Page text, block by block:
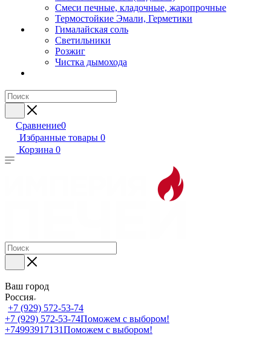
Смеси печные, кладочные, жаропрочные
Термостойкие Эмали, Герметики
Гималайская соль
Светильники
Розжиг
Чистка дымохода
Сравнение0
Избранные товары 0
Корзина 0
Ваш город
Россия
+7 (929) 572-53-74
+7 (929) 572-53-74Поможем с выбором!
+74993917131Поможем с выбором!